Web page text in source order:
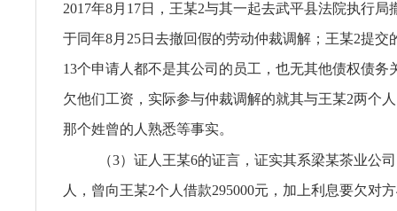
2017年8月17日，王某2与其一起去武平县法院执行局
于同年8月25日去撤回假的劳动仲裁调解；王某2提交
13个申请人都不是其公司的员工，也无其他债权债务
欠他们工资，实际参与仲裁调解的就其与王某2两个
那个姓曾的人熟悉等事实。
（3）证人王某6的证言，证实其系梁某茶业公
人，曾向王某2个人借款295000元，加上利息要欠对